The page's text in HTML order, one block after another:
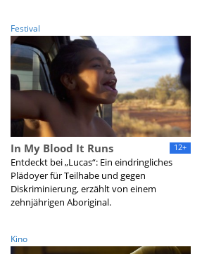
Festival
12+
In My Blood It Runs
Entdeckt bei „Lucas“: Ein eindringliches
Plädoyer für Teilhabe und gegen
Diskriminierung, erzählt von einem
zehnjährigen Aboriginal.
Kino